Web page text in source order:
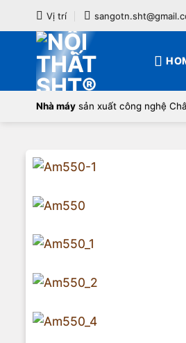
qua
Vị trí
Nhà máy sản xuất công nghệ